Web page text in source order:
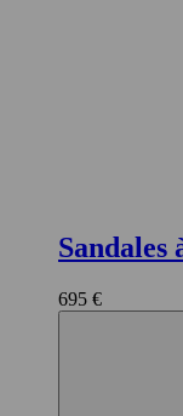
Sandales
695 €